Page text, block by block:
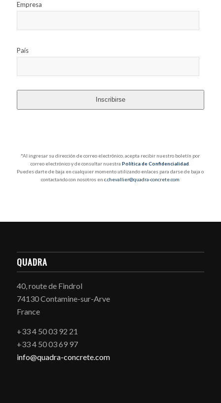
Empresa
País
Inscribirse
*Al ingresar su dirección de correo electrónico, acepta recibir nuestro boletín por
correo electrónico y de consultar nuestraPolítica de Confidencialidad
Puedes darte de baja en cualquier momento utilizando enlaces para darse de baja o
contactando con nosotros enc.chevallier@quadra-concrete.com
QUADRA
40, route de Findrol
74130 Contamine-sur-Arve
France
+33 4 50 03 92 21
+33 4 50 03 69 97
info@quadra-concrete.com